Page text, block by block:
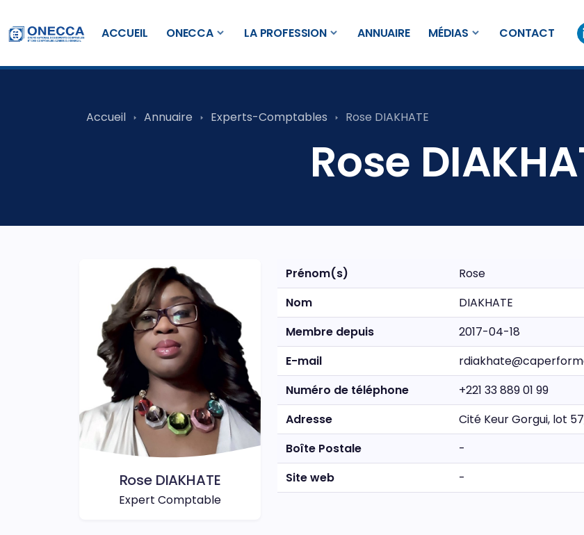
ACCUEIL ONECCA LA PROFESSION ANNUAIRE MÉDIAS CONTACT
Accueil Annuaire Experts-Comptables Rose DIAKHATE
Rose
Rose DIAKHATE
Expert Comptable
Prénom(s)
Rose
Nom
DIAKHATE
Membre depuis
2017-04-18
E-mail
Numéro de téléphone
+221 33 889 01 99
Adresse
Cité Keur Gorgui, lot
Boîte Postale
-
Site web
-